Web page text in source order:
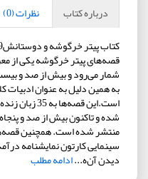
درباره کتاب
نظرات (0)
قصه‌های پیتر خرگوشه یکی از
شمار می‌رود و بیش از صد و
به همین دلیل به عنوان
است.این
شده و تاکنون بیش از صد و
منتشر شده است. همچنین
سینمایی کارتون نمایشنامه
دیدن آن‌ه...ادامه مطلب